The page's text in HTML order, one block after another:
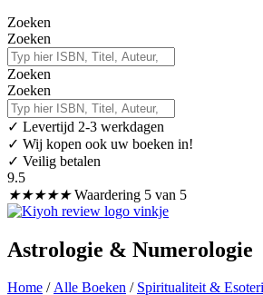
Zoeken
Zoeken
Zoeken
Zoeken
✓ Levertijd 2-3 werkdagen
✓ Wij kopen ook uw boeken in!
✓ Veilig betalen
9.5
★★★★★ Waardering 5 van 5
Astrologie & Numerologie
Home /Alle Boeken / Spiritualiteit &